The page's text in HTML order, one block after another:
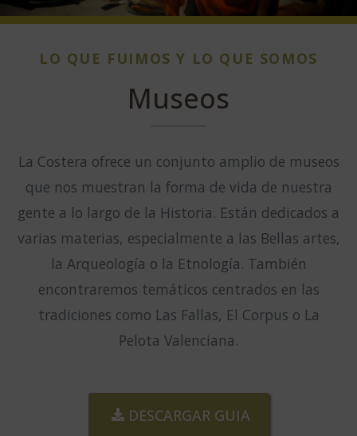
LO QUE FUIMOS Y LO QUE SOMOS
Museos
La Costera ofrece un conjunto amplio de museos
que nos muestran la forma de vida de nuestra
gente a lo largo de la Historia. Están dedicados a
varias materias, especialmente a las Bellas artes,
la Arqueología o la Etnología. También
encontraremos temáticos centrados en las
tradiciones como Las Fallas, El Corpus o La
Pelota Valenciana.
DESCARGAR GUIA